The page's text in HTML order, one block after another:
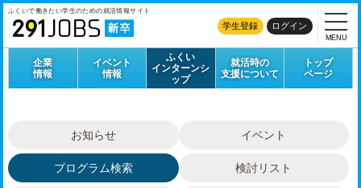
ふくいで働きたい学生のための就活情報サイト
学生登録 ログイン
企業
情報
イベント
情報
ふくい
インターンシ
ップ
就活時の
支援について
トップ
ページ
MENU
お知らせ イベント
プログラム検索 検討リスト